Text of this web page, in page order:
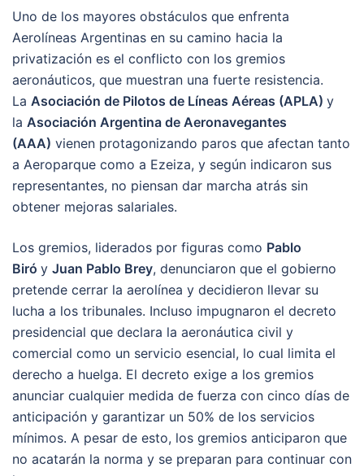
Uno de los mayores obstáculos que enfrenta
Aerolíneas Argentinas en su camino hacia la
privatización es el conflicto con los gremios
aeronáuticos, que muestran una fuerte resistencia.
La Asociación de Pilotos de Líneas Aéreas (APLA) y
la Asociación Argentina de Aeronavegantes
(AAA) vienen protagonizando paros que afectan tanto
a Aeroparque como a Ezeiza, y según indicaron sus
representantes, no piensan dar marcha atrás sin
obtener mejoras salariales.
Los gremios, liderados por figuras como Pablo
Biró y Juan Pablo Brey, denunciaron que el gobierno
pretende cerrar la aerolínea y decidieron llevar su
lucha a los tribunales. Incluso impugnaron el decreto
presidencial que declara la aeronáutica civil y
comercial como un servicio esencial, lo cual limita el
derecho a huelga. El decreto exige a los gremios
anunciar cualquier medida de fuerza con cinco días de
anticipación y garantizar un 50% de los servicios
mínimos. A pesar de esto, los gremios anticiparon que
no acatarán la norma y se preparan para continuar con